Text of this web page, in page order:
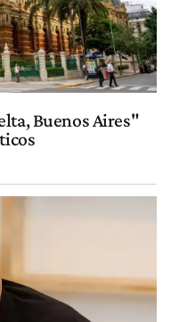
Buenos Aires"